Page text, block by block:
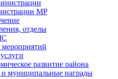
МР
отделы
развитие района
и муниципальные награды